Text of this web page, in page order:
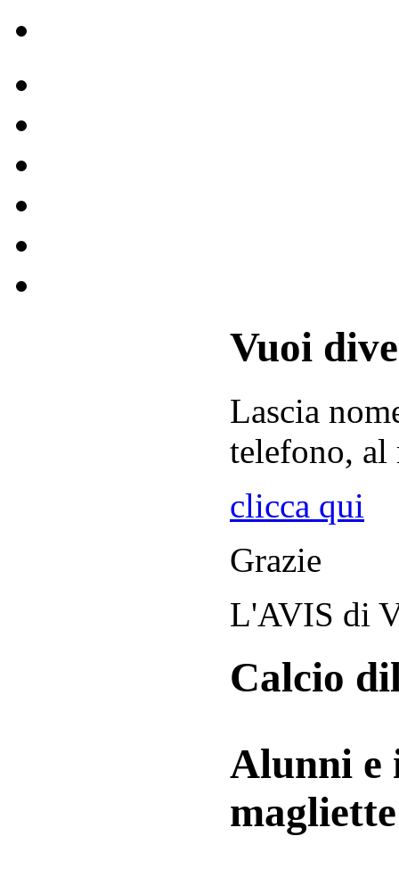
Vuoi
Lascia
telefono, al
clicca qui
Grazie
L'AVIS di
Calcio
Alunni e